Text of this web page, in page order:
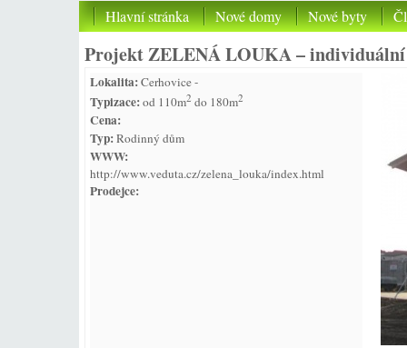
Hlavní stránka Nové domy Nové byty
Projekt ZELENÁ LOUKA –
Lokalita:Cerhovice -
Typizace:od 110m2 do 180m2
Cena:
Typ:Rodinný dům
WWW:
http://www.veduta.cz/zelena_louka/index.html
Prodejce: